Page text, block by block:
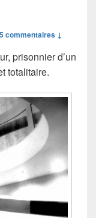
5 commentaires ↓
prisonnier d’un
totalitaire.